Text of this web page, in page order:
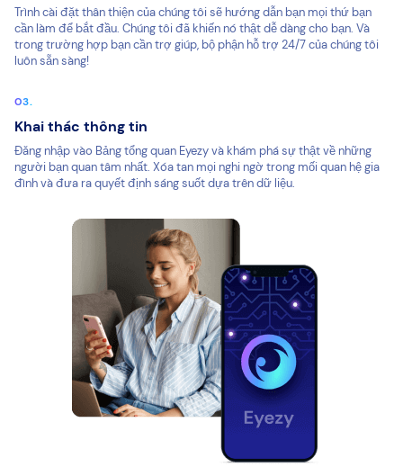
Trình cài đặt thân thiện của chúng tôi sẽ hướng dẫn bạn mọi thứ bạn
cần làm để bắt đầu. Chúng tôi đã khiến nó thật dễ dàng cho bạn. Và
trong trường hợp bạn cần trợ giúp, bộ phận hỗ trợ 24/7 của chúng tôi
luôn sẵn sàng!
Khai thác thông tin
Đăng nhập vào Bảng tổng quan Eyezy và khám phá sự thật về những
người bạn quan tâm nhất. Xóa tan mọi nghi ngờ trong mối quan hệ gia
đình và đưa ra quyết định sáng suốt dựa trên dữ liệu.